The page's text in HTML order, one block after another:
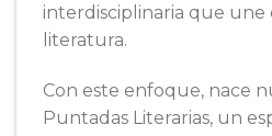
interdisciplinaria que
literatura.
Con este enfoque, nace
Puntadas Literarias, un